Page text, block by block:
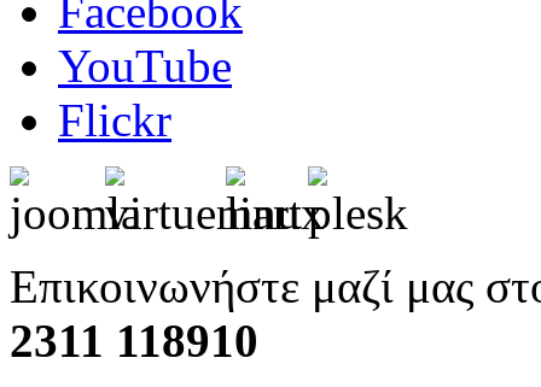
Facebook
YouTube
Flickr
Επικοινωνήστε μαζί μας
2311 118910